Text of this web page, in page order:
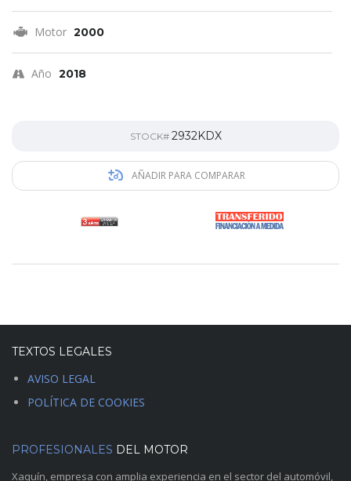
Motor 2000
Año 2018
STOCK# 2932KDX
AÑADIR PARA COMPARAR
TEXTOS LEGALES
AVISO LEGAL
POLÍTICA DE COOKIES
PROFESIONALES DEL MOTOR
Xaquín, empresa con amplia experiencia en el sector del automóvil,